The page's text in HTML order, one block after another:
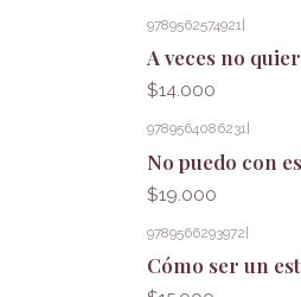
9789562574921|
A veces no
$14.000
9789564086231|
No puedo con
$19.000
9789566293972|
Cómo ser un